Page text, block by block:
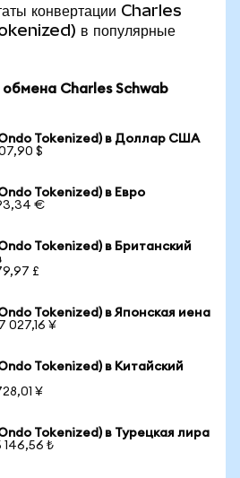
конвертации Charles
в популярные
Charles Schwab
Tokenized) в Доллар США
$
Tokenized) в Евро
€
Tokenized) в Британский
£
Tokenized) в Японская иена
027,16 ¥
Tokenized) в Китайский
¥
Tokenized) в Турецкая лира
146,56 ₺